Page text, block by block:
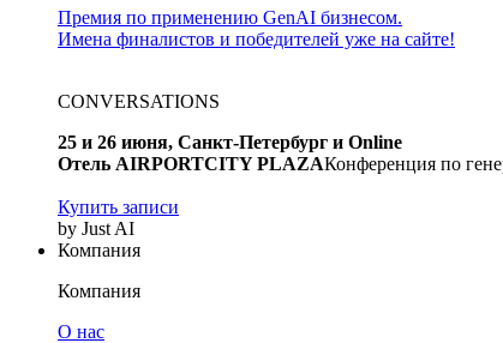
Премия по применению GenAI бизнесом.
Имена финалистов и победителей уже на сайте!
CONVERSATIONS
25 и 26 июня, Санкт-Петербург и Online
Отель AIRPORTCITY PLAZAКонференция по
Купить записи
by Just AI
Компания
Компания
О нас